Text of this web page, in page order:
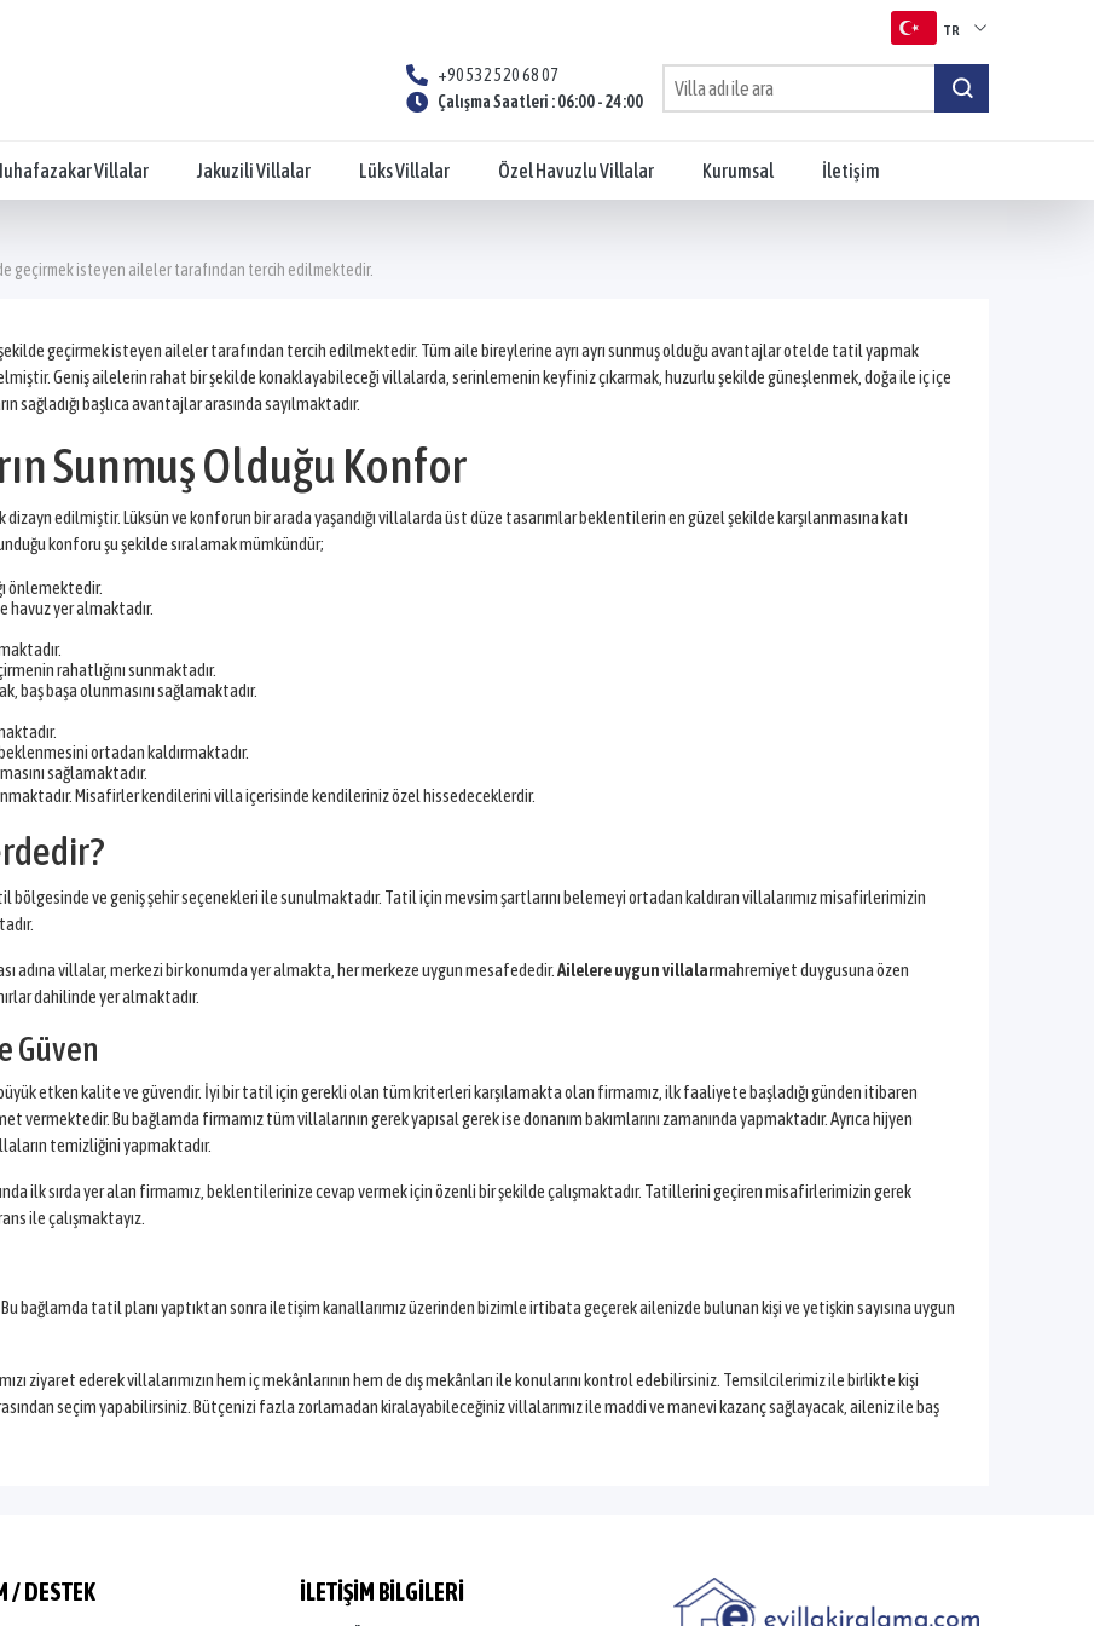
TR
TR
RU
+90 532 520 68 07
Çalışma Saatleri : 06:00 - 24:00
Villalar Jakuzili Villalar Lüks Villalar Özel Havuzlu Villalar Kurumsal İletişim
isteyen aileler tarafından tercih edilmektedir.
geçirmek isteyen aileler tarafından tercih edilmektedir. Tüm aile bireylerine ayrı ayrı sunmuş olduğu avantajlar otelde tatil yapmak
Geniş ailelerin rahat bir şekilde konaklayabileceği villalarda, serinlemenin keyfiniz çıkarmak, huzurlu şekilde güneşlenmek, doğa ile iç içe
sağladığı başlıca avantajlar arasında sayılmaktadır.
Sunmuş Olduğu Konfor
edilmiştir. Lüksün ve konforun bir arada yaşandığı villalarda üst düze tasarımlar beklentilerin en güzel şekilde karşılanmasına katı
konforu şu şekilde sıralamak mümkündür;
önlemektedir.
yer almaktadır.
rahatlığını sunmaktadır.
baş başa olunmasını sağlamaktadır.
ortadan kaldırmaktadır.
sağlamaktadır.
Misafirler kendilerini villa içerisinde kendileriniz özel hissedeceklerdir.
bölgesinde ve geniş şehir seçenekleri ile sunulmaktadır. Tatil için mevsim şartlarını belemeyi ortadan kaldıran villalarımız misafirlerimizin
adına villalar, merkezi bir konumda yer almakta, her merkeze uygun mesafededir.Ailelere uygun villalarmahremiyet duygusuna özen
dahilinde yer almaktadır.
Güven
etken kalite ve güvendir. İyi bir tatil için gerekli olan tüm kriterleri karşılamakta olan firmamız, ilk faaliyete başladığı günden itibaren
Bu bağlamda firmamız tüm villalarının gerek yapısal gerek ise donanım bakımlarını zamanında yapmaktadır. Ayrıca hijyen
temizliğini yapmaktadır.
ilk sırda yer alan firmamız, beklentilerinize cevap vermek için özenli bir şekilde çalışmaktadır. Tatillerini geçiren misafirlerimizin gerek
ile çalışmaktayız.
bağlamda tatil planı yaptıktan sonra iletişim kanallarımız üzerinden bizimle irtibata geçerek ailenizde bulunan kişi ve yetişkin sayısına uygun
ziyaret ederek villalarımızın hem iç mekânlarının hem de dış mekânları ile konularını kontrol edebilirsiniz. Temsilcilerimiz ile birlikte kişi
seçim yapabilirsiniz. Bütçenizi fazla zorlamadan kiralayabileceğiniz villalarımız ile maddi ve manevi kazanç sağlayacak, aileniz ile baş
/ DESTEK İLETİŞİM BİLGİLERİ